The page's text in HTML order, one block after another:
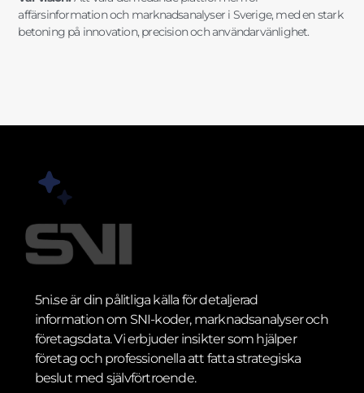
affärsinformation och marknadsanalyser i Sverige, med en stark
betoning på innovation, precision och användarvänlighet.
5ni.se är din pålitliga källa för detaljerad
information om SNI-koder, marknadsanalyser och
företagsdata. Vi erbjuder insikter som hjälper
företag och professionella att fatta strategiska
beslut med självförtroende.